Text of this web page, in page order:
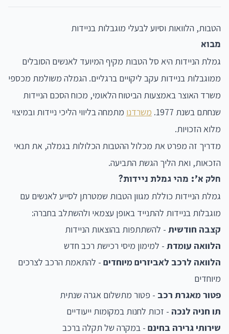
הטבות, הלוואות וסיוע לבעלי מוגבלות בניידות
מבוא
גמלת הניידות היא סל הטבות מקיף המיועד לאנשים הסובלים
ממוגבלות בניידות עקב ליקויים ברגליים. הגמלה משולמת מכספי
משרד האוצר באמצעות הביטוח הלאומי, מכוח הסכם הניידות
שנחתם בשנת 1977.
משרדנו מתמחה בליווי הליכי ניידות ובמיצוי
מלוא הזכויות.
מדריך זה מפרט את מכלול ההטבות הכלולות בגמלה, את תנאי
הזכאות, ואת הליך הגשת התביעה.
חלק א': מהי גמלת ניידות?
גמלת הניידות כוללת מגוון הטבות שמטרתן לסייע לאנשים עם
מוגבלות בניידות להתנייד באופן עצמאי ולהשתלב בחברה:
קצבה חודשית - להשתתפות בהוצאות הניידות
הלוואה עומדת - למימון מיסי רכישת רכב חדש
הלוואה לרכב לאביזרים מיוחדים - להתאמת הרכב לצרכים
מיוחדים
פטור מאגרת רכב - פטור מתשלום אגרה שנתית
תו חניה לנכה - זכות לחנות במקומות ייעודיים
שירותי גרירה בחינם - במקרה של תקלה ברכב